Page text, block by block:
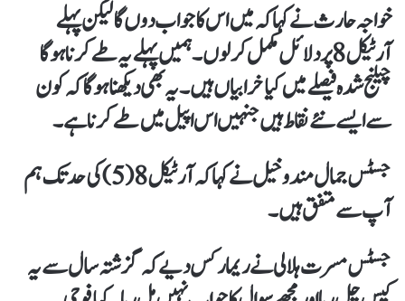
خواجہ حارث نے کہاکہ میں اس کا جواب دوں گا لیکن پہلے
آرٹیکل 8 پر دلائل مکمل کرلوں۔ہمیں پہلے یہ طے کرنا ہوگا
چیلنج شدہ فیصلے میں کیا خرابیاں ہیں۔ یہ بھی دیکھنا ہوگا کہ کون
سے ایسے نئے نقاط ہیں جنہیں اس اپیل میں طے کرنا ہے۔
جسٹس جمال مندوخیل نے کہاکہ آرٹیکل 8(5) کی حد تک ہم
آپ سے متفق ہیں۔
جسٹس مسرت ہلالی نے ریمارکس دیےکہ گزشتہ سال سے یہ